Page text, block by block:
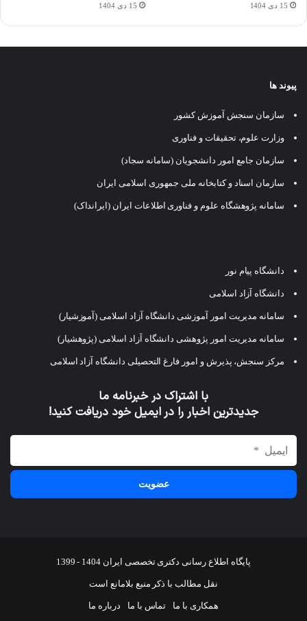
15 دی 1404 15 دی 1404
پیوند ها
سازمان سنجش آموزش کشور
وزارت علوم، تحقیقات و فناوری
سازمان جامع امور دانشجویان (سامانه سجاد)
سازمان اسناد و کتابخانه ملی جمهوری اسلامی ایران
سامانه پژوهشگاه علوم و فناوری اطلاعات ایران (ایرانداک)
دانشگاه پیام نور
دانشگاه آزاد اسلامی
سامانه مدیریت امور آموزشی دانشگاه آزاد اسلامی (آموزشیار)
سامانه مدیریت امور پژوهشی دانشگاه آزاد اسلامی (پژوهشیار)
مرکز سنجش، پذیرش و امور فارغ التحصیلی دانشگاه آزاد اسلامی
با اشتراک در خبرنامه ما
جدیدترین اخبار را در ایمیل خود دریافت کنید!
پایگاه اطلاع رسانی دکتری تخصصی ایران 1404 - 1399
نقل مطالب با ذکر منبع بلامانع است
همکاری با ما تماس با ما درباره ما